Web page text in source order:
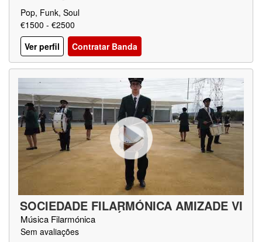
Pop, Funk, Soul
€1500 - €2500
Ver perfil
Contratar Banda
SOCIEDADE FILARMÓNICA AMIZADE VI
SCONDE DE ALCÁCER
Música Filarmónica
Sem avaliações